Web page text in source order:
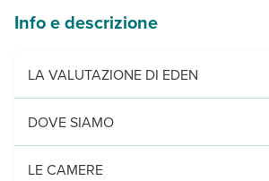
Info e descrizione
LA VALUTAZIONE DI EDEN
Una fusione armoniosa tra modernità,
A solo 100 m dagli impianti di risalita
Tra le vette imponenti delle Dolomiti,
DOVE SIAMO
Folgarida, 100 m dagli impianti di risalita,
LE CAMERE